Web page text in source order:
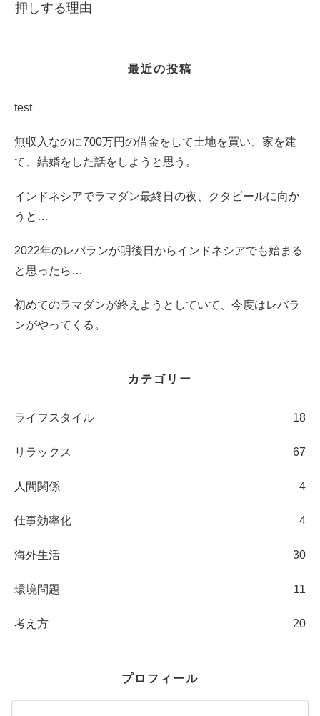
押しする理由
最近の投稿
test
無収入なのに700万円の借金をして土地を買い、家を建
て、結婚をした話をしようと思う。
インドネシアでラマダン最終日の夜、クタビールに向か
うと…
2022年のレバランが明後日からインドネシアでも始まる
と思ったら…
初めてのラマダンが終えようとしていて、今度はレバラ
ンがやってくる。
カテゴリー
ライフスタイル 18
リラックス 67
人間関係 4
仕事効率化 4
海外生活 30
環境問題 11
考え方 20
プロフィール